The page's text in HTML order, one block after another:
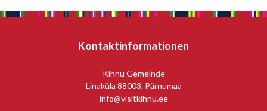
Kontaktinformationen
Kihnu Gemeinde
Linaküla 88003, Pärnumaa
info@visitkihnu.ee